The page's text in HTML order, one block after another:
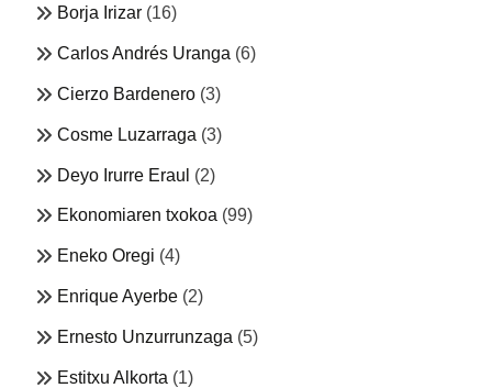
Borja Irizar (16)
Carlos Andrés Uranga (6)
Cierzo Bardenero (3)
Cosme Luzarraga (3)
Deyo Irurre Eraul (2)
Ekonomiaren txokoa (99)
Eneko Oregi (4)
Enrique Ayerbe (2)
Ernesto Unzurrunzaga (5)
Estitxu Alkorta (1)